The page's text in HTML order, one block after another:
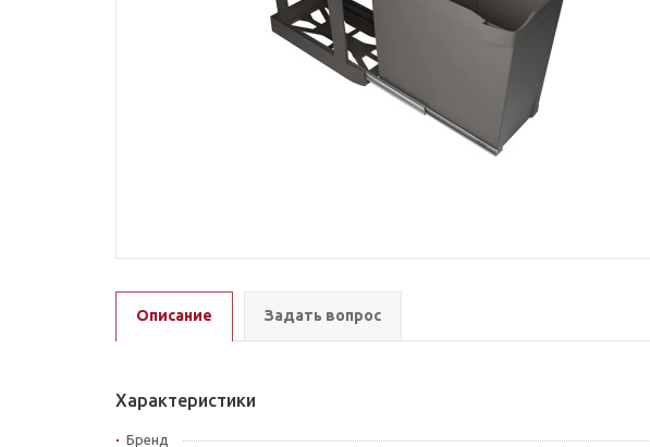
Описание Задать вопрос
Характеристики
Бренд